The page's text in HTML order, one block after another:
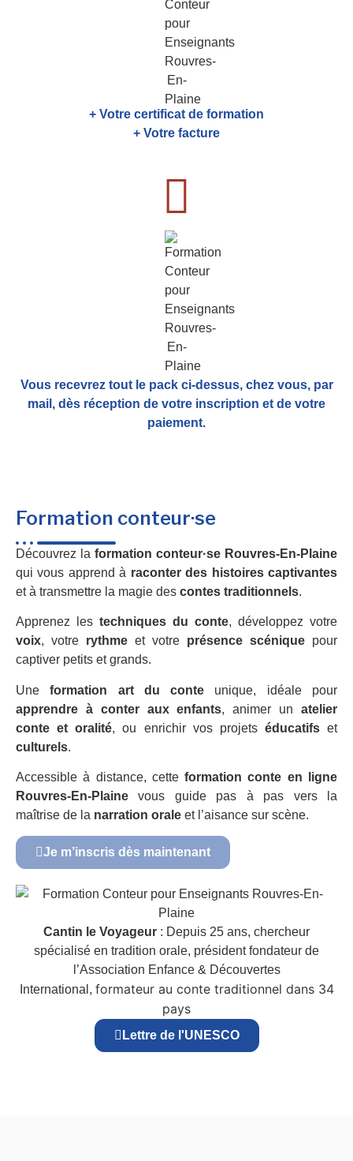
+ Votre certificat de formation
+ Votre facture
Vous recevrez tout le pack ci-dessus, chez vous, par
mail, dès réception de votre inscription et de votre
paiement.
Formation conteur·se
Découvrez la formation conteur·se Rouvres-En-Plaine
qui vous apprend à raconter des histoires captivantes
et à transmettre la magie des contes traditionnels.
Apprenez les techniques du conte, développez votre
voix, votre rythme et votre présence scénique pour
captiver petits et grands.
Uneformation art du conte unique, idéale pour
apprendre à conter aux enfants, animer unatelier
conte et oralité, ou enrichir vos projets éducatifset
culturels.
Accessible à distance, cetteformation conte en ligne
Rouvres-En-Plaine vous guide pas à pas vers la
maîtrise de la narration orale et l’aisance sur scène.
Je m’inscris dès maintenant
Cantin le Voyageur : Depuis 25 ans, chercheur
spécialisé en tradition orale, président fondateur de
l’Association Enfance & Découvertes
International, formateur au conte traditionnel dans 34
pays
Lettre de l'UNESCO